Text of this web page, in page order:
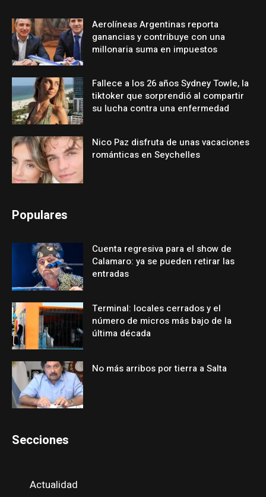
Aerolíneas Argentinas reporta
ganancias y contribuye con una
millonaria suma en impuestos
Fallece a los 26 años Sydney Towle, la
tiktoker que sorprendió al compartir
su lucha contra una enfermedad
Nico Paz disfruta de unas vacaciones
románticas en Seychelles
Populares
Cuenta regresiva para el show de
Calamaro: ya se pueden retirar las
entradas
Terminal: locales cerrados y el
número de micros más bajo de la
última década
No más arribos por tierra a Salta
Secciones
Actualidad